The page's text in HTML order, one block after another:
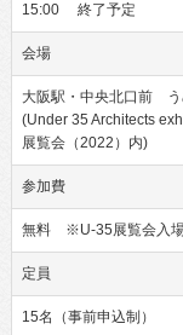
15:00 終了予定
会場
大阪駅・中央北口前 う
(Under 35 Architects
展覧会（2022）内)
参加費
無料 ※U-35展覧会入場
定員
15名（事前申込制）